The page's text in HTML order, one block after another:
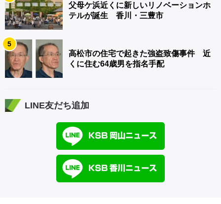
父母ケ浜近くに新しいリノベーションホ
テルが誕生 香川・三豊市
5
高松市の住宅で起きた強盗致傷事件 近
くに住む64歳男を指名手配
LINE友だち追加